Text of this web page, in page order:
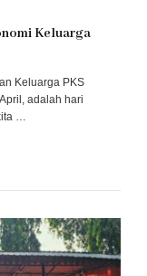
Keluarga
Keluarga PKS
adalah hari
…